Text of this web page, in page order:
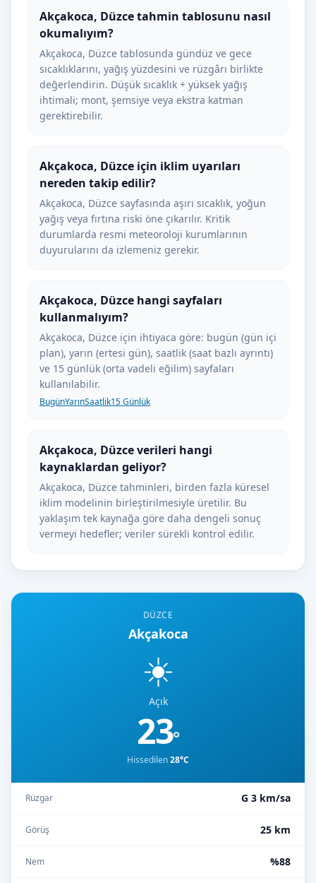
DÜZCE
Akçakoca
☀️
Açık
23°
Hissedilen28°C
Rüzgar G 3 km/sa
Görüş 25 km
Nem %88
Akçakoca, Düzce tahmin tablosunu nasıl
okumalıyım?
Akçakoca, Düzce tablosunda gündüz ve gece
sıcaklıklarını, yağış yüzdesini ve rüzgârı birlikte
değerlendirin. Düşük sıcaklık + yüksek yağış
ihtimali; mont, şemsiye veya ekstra katman
gerektirebilir.
Akçakoca, Düzce için iklim uyarıları
nereden takip edilir?
Akçakoca, Düzce sayfasında aşırı sıcaklık, yoğun
yağış veya fırtına riski öne çıkarılır. Kritik
durumlarda resmi meteoroloji kurumlarının
duyurularını da izlemeniz gerekir.
Akçakoca, Düzce hangi sayfaları
kullanmalıyım?
Akçakoca, Düzce için ihtiyaca göre: bugün (gün içi
plan), yarın (ertesi gün), saatlik (saat bazlı ayrıntı)
ve 15 günlük (orta vadeli eğilim) sayfaları
kullanılabilir.
BugünYarınSaatlik15 Günlük
Akçakoca, Düzce verileri hangi
kaynaklardan geliyor?
Akçakoca, Düzce tahminleri, birden fazla küresel
iklim modelinin birleştirilmesiyle üretilir. Bu
yaklaşım tek kaynağa göre daha dengeli sonuç
vermeyi hedefler; veriler sürekli kontrol edilir.